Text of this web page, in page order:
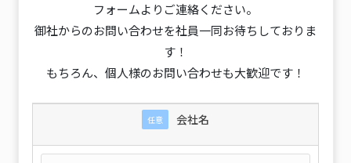
フォームよりご連絡ください。
御社からのお問い合わせを社員一同お待ちしておりま
す！
もちろん、個人様のお問い合わせも大歓迎です！
任意 会社名